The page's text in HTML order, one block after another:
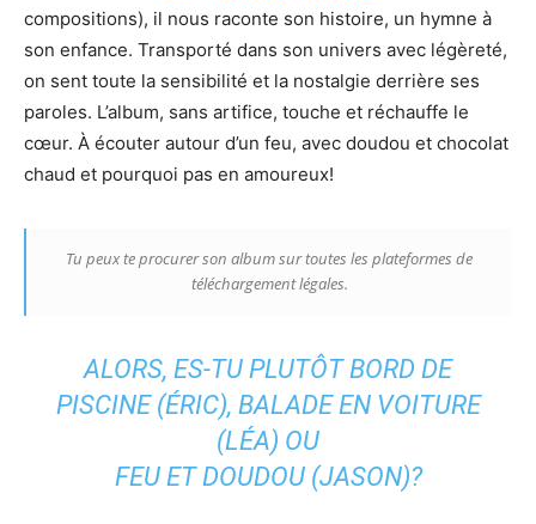
compositions), il nous raconte son histoire, un hymne à
son enfance. Transporté dans son univers avec légèreté,
on sent toute la sensibilité et la nostalgie derrière ses
paroles. L’album, sans artifice, touche et réchauffe le
cœur. À écouter autour d’un feu, avec doudou et chocolat
chaud et pourquoi pas en amoureux!
Tu peux te procurer son album sur toutes les plateformes de
téléchargement légales.
ALORS, ES-TU PLUTÔT BORD DE
PISCINE (ÉRIC), BALADE EN VOITURE
(LÉA) OU
FEU ET DOUDOU (JASON)?